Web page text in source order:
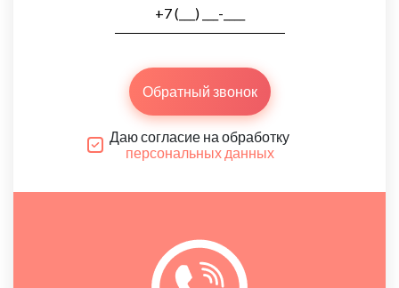
Обратный звонок
Даю согласие на обработку
персональных данных